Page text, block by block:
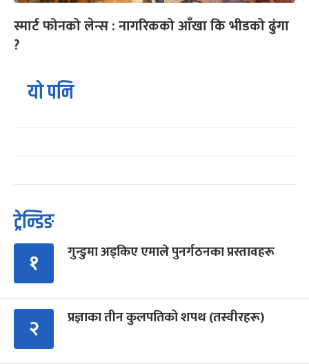
स्मार्ट फोनको लेन्स : नागरिकको आँखा कि भीडको ढुंगा
?
यो पनि
ट्रेन्डिङ
१ गुन्डुमा अड्किए एमाले पुनर्गठनका प्रस्तावहरू
२ प्रज्ञाका तीन कुलपतिको शपथ (तस्वीरहरू)